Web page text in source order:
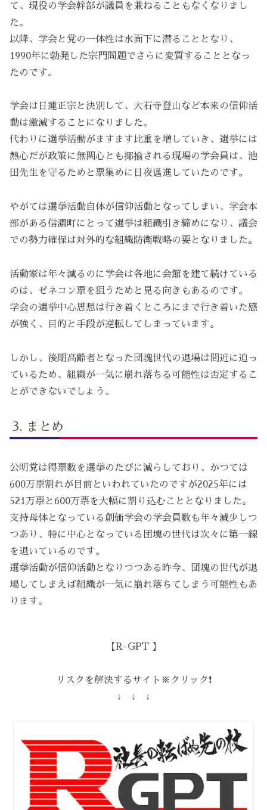
て、現役の学会幹部が議員を兼ねることもなくなりまし
た。
以降、学会と党の一体性は水面下に潜ることとなり、
1990年に勃発した宗門問題でさらに変質することとなっ
たのです。
学会は日蓮正宗と決別して、大石寺登山など本来の信仰活
動は激減することになりました。
代わりに選挙活動がますます比重を増していき、選挙には
熱心だが政策に無関心とも揶揄される現場の学会員は、池
田先生を守るためと票集めに日夜邁進していたのです。
やがては選挙活動自体が信仰活動となってしまい、学会本
部がある信濃町にとって選挙は組織引き締めになり、議会
での勢力確保は対外的な組織防衛戦略の要となりました。
活動家は年々減るのに学会は各地に会館を建て続けている
のは、ゼネコン票を狙うためと見る向きもあるのです。
学会の選挙中心思想は行き着くところにまで行き着いた感
が強く、目的と手段が逆転してしまっています。
しかし、後期高齢者となった団塊世代の退場は間近に迫っ
ているため、組織が一気に崩れ落ちる可能性は否定するこ
とができないでしょう。
まとめ
公明党は得票数を選挙のたびに減らしており、かつては
600万票割れが目前といわれていたのですが2025年には
521万票と600万票を大幅に割り込むこととなりました。
支持母体となっている創価学会の学会員数も年々減少しつ
つあり、特に中心となっている団塊の世代は次々に第一線
を退いているのです。
選挙活動が信仰活動となりつつある昨今、団塊の世代が退
場してしまえば組織が一気に崩れ落ちてしまう可能性もあ
ります。
【R-GPT 】
リスクを解決するサイト※クリック❗️
↓ ↓ ↓